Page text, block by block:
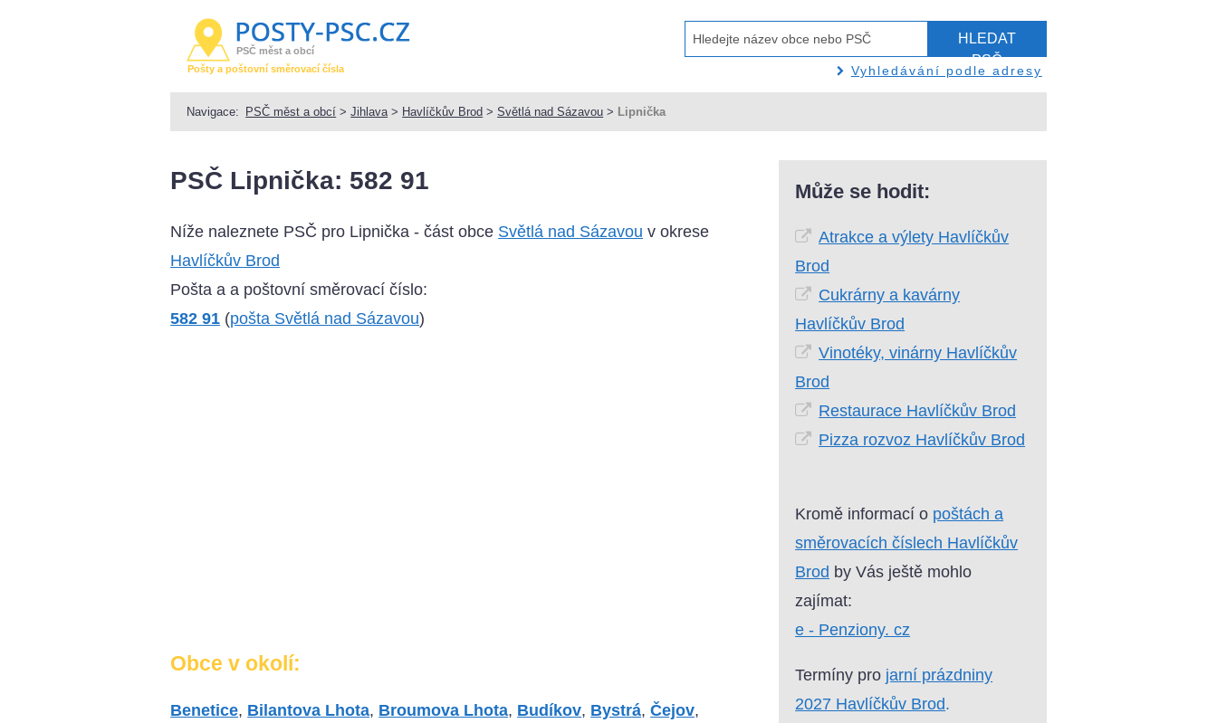
PSČ měst a obcí
Pošty a poštovní směrovací čísla
HLEDAT
PSČ
Vyhledávání podle adresy
Navigace: PSČ měst a obcí >Jihlava > Havlíčkův Brod >Světlá nad Sázavou > Lipnička
PSČ Lipnička: 582 91
Níže naleznete PSČ pro Lipnička - část obce Světlá nad Sázavou v okrese
Havlíčkův Brod
Pošta a a poštovní směrovací číslo:
582 91 (pošta Světlá nad Sázavou)
Obce v okolí:
Benetice, Bilantova Lhota, Broumova Lhota, Budíkov, Bystrá,Čejov,
Může se hodit:
Atrakce a výlety Havlíčkův
Brod
Cukrárny a kavárny
Havlíčkův Brod
Vinotéky, vinárny Havlíčkův
Brod
Restaurace Havlíčkův Brod
Pizza rozvoz Havlíčkův Brod
Kromě informací o poštách a
směrovacích číslech Havlíčkův
Brod by Vás ještě mohlo
zajímat:
e - Penziony. cz
Termíny pro jarní prázdniny
2027 Havlíčkův Brod.